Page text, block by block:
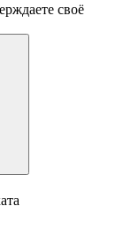
своё